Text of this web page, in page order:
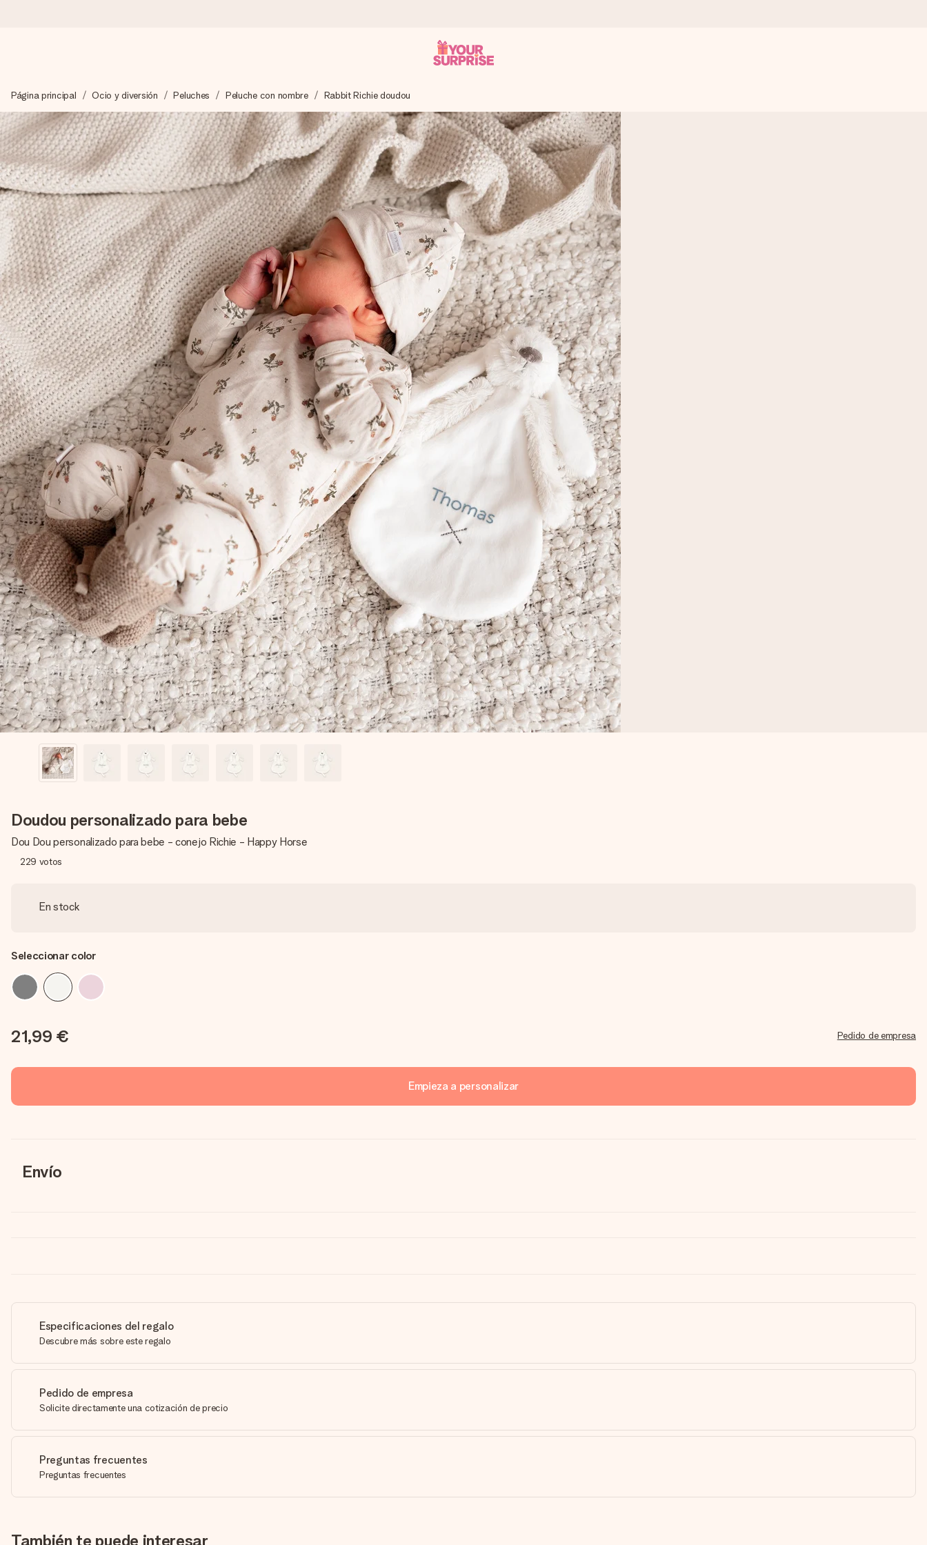
Preparamos tu regalo con cuidado y lo enviamos al vuelo, para que lo entregues en el momento perfecto, cuando más importa.
4,5 (basado en +15.000 opiniones)
Nuestros regalos inspiran. Los clientes nos dan un 4,5 en Google Reviews.
Tarjeta de felicitación gratuita
Crea algo único en pocos pasos – con su nombre, tu foto o un mensaje que llegue al corazón. Sin complicaciones, solo todo el amor para el
momento.
Página principal Ocio y diversión Peluches Peluche con nombre Rabbit Richie doudou
Doudou personalizado para bebe
Dou Dou personalizado para bebe - conejo Richie - Happy Horse
229 votos
En stock
Seleccionar color
21,99 € Pedido de empresa
Empieza a personalizar
Envío
Especificaciones del regalo
Descubre más sobre este regalo
Pedido de empresa
Solicite directamente una cotización de precio
Preguntas frecuentes
Preguntas frecuentes
También te puede interesar